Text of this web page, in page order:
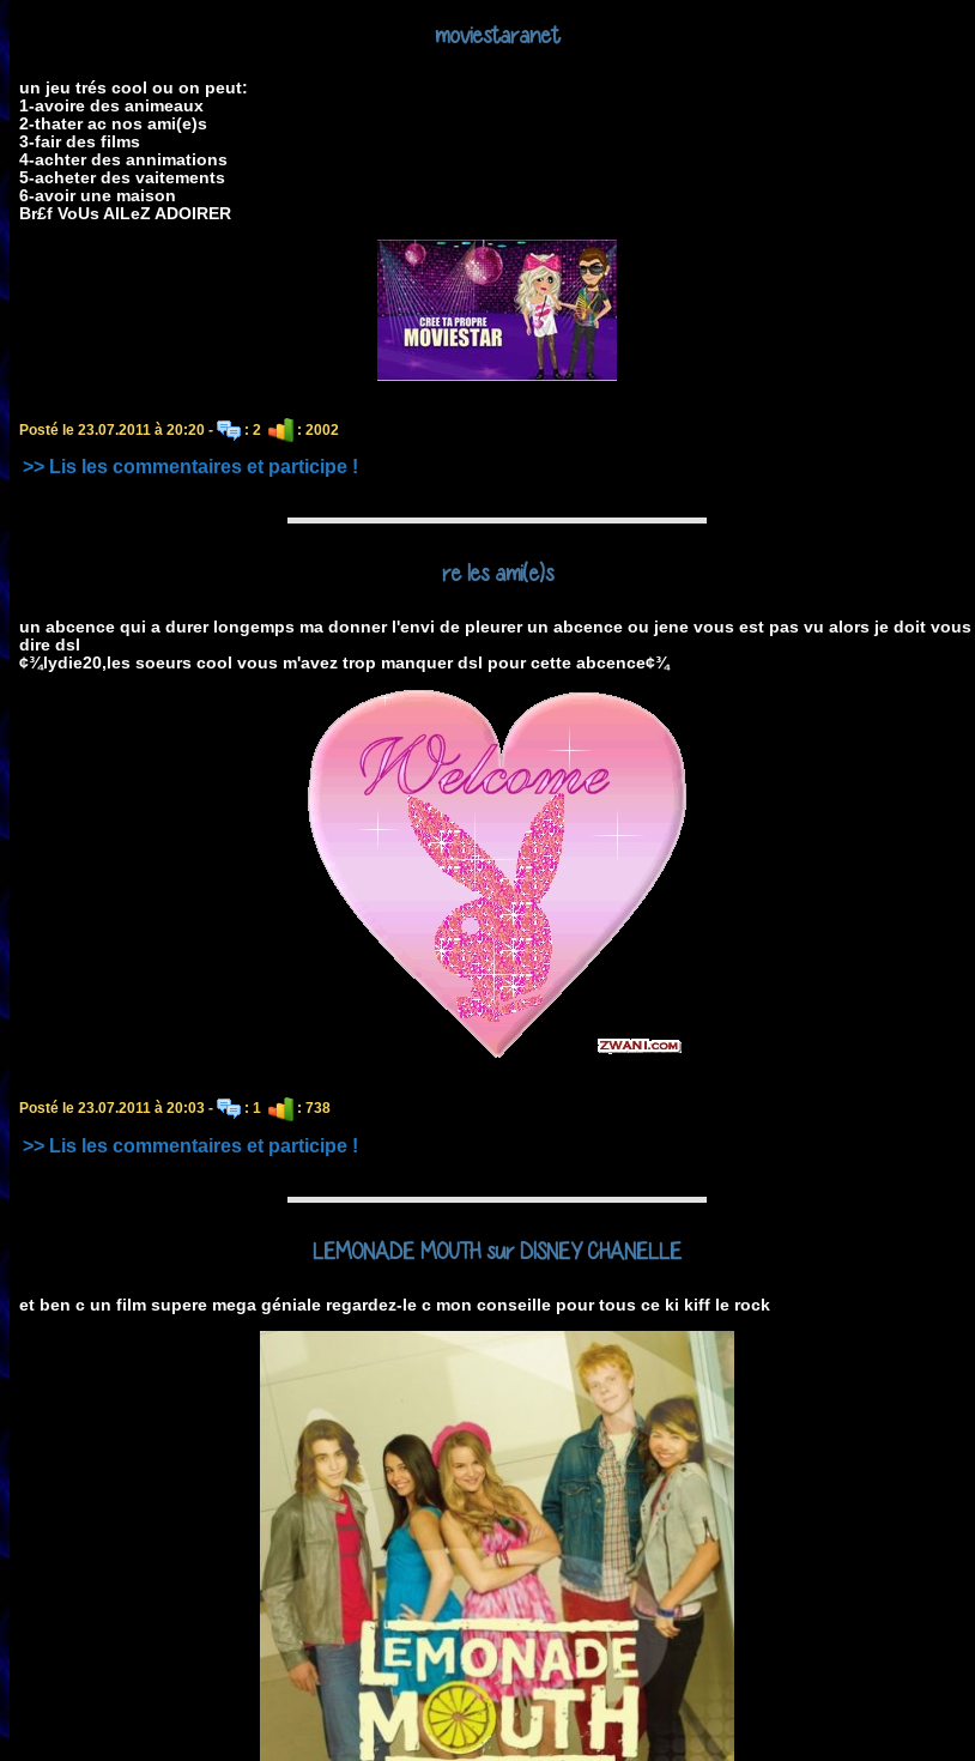
moviestaranet
un jeu trés cool ou on peut:
1-avoire des animeaux
2-thater ac nos ami(e)s
3-fair des films
4-achter des annimations
5-acheter des vaitements
6-avoir une maison
Br£f VoUs AlLeZ ADOIRER
Posté le 23.07.2011 à 20:20 - : 2 : 2002
>> Lis les commentaires et participe !
re les ami(e)s
un abcence qui a durer longemps ma donner l'envi de pleurer un abcence ou jene vous est pas vu alors je doit vous
dire dsl
¢¾lydie20,les soeurs cool vous m'avez trop manquer dsl pour cette abcence¢¾
Posté le 23.07.2011 à 20:03 - : 1 : 738
>> Lis les commentaires et participe !
LEMONADE MOUTH sur DISNEY CHANELLE
et ben c un film supere mega géniale regardez-le c mon conseille pour tous ce ki kiff le rock